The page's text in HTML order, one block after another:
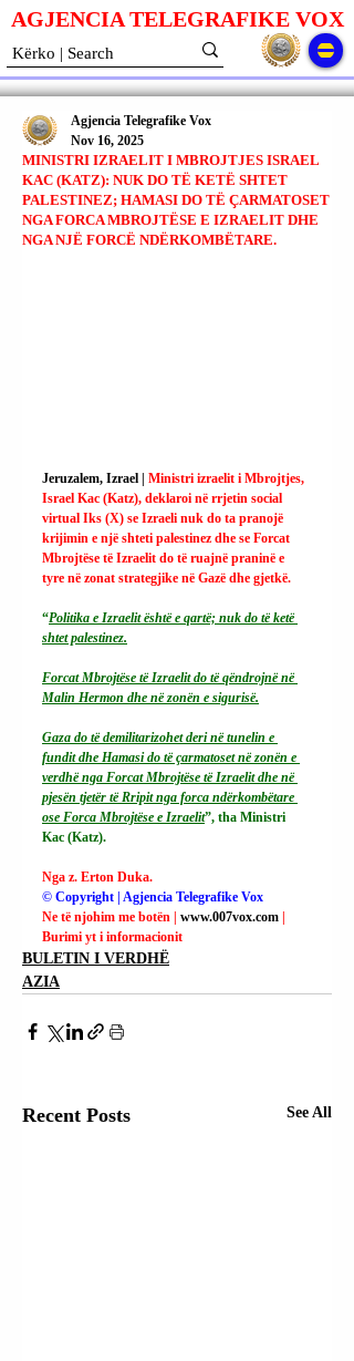
AGJENCIA TELEGRAFIKE VOX
MINISTRI IZRAELIT I MBROJTJES ISRAEL
KAC (KATZ): NUK DO TË KETË SHTET
PALESTINEZ; HAMASI DO TË ÇARMATOSET
NGA FORCA MBROJTËSE E IZRAELIT DHE
NGA NJË FORCË NDËRKOMBËTARE.
Agjencia Telegrafike Vox
Nov 16, 2025
Jeruzalem, Izrael | Ministri izraelit i Mbrojtjes,
Israel Kac (Katz), deklaroi në rrjetin social
virtual Iks (X) se Izraeli nuk do ta pranojë
krijimin e një shteti palestinez dhe se Forcat
Mbrojtëse të Izraelit do të ruajnë praninë e
tyre në zonat strategjike në Gazë dhe gjetkë.
“Politika e Izraelit është e qartë; nuk do të ketë
shtet palestinez.
Forcat Mbrojtëse të Izraelit do të qëndrojnë në
Malin Hermon dhe në zonën e sigurisë.
Gaza do të demilitarizohet deri në tunelin e
fundit dhe Hamasi do të çarmatoset në zonën e
verdhë nga Forcat Mbrojtëse të Izraelit dhe në
pjesën tjetër të Rripit nga forca ndërkombëtare
ose Forca Mbrojtëse e Izraelit”, tha Ministri
Kac (Katz).
Nga z. Erton Duka.
© Copyright | Agjencia Telegrafike Vox
Ne të njohim me botën | www.007vox.com
Burimi yt i informacionit
BULETIN I VERDHË
AZIA
Recent Posts See All